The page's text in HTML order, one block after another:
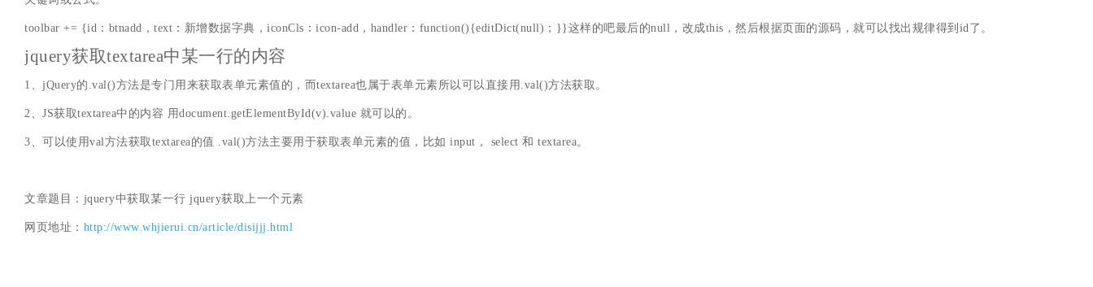
toolbar += {id：btnadd，text：新增数据字典，iconCls：icon-add，handler：function(){editDict(null)；}}这样的吧最后的null，改成this，然后根据页面的源码，就可以找出规律得到id了。
jquery获取textarea中某一行的内容
1、jQuery的.val()方法是专门用来获取表单元素值的，而textarea也属于表单元素所以可以直接用.val()方法获取。
2、JS获取textarea中的内容 用document.getElementById(v).value 就可以的。
3、可以使用val方法获取textarea的值 .val()方法主要用于获取表单元素的值，比如 input， select 和 textarea。
文章题目：jquery中获取某一行 jquery获取上一个元素
网页地址： http://www.whjierui.cn/article/disijjj.html